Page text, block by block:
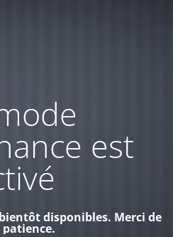
est
disponibles. Merci de